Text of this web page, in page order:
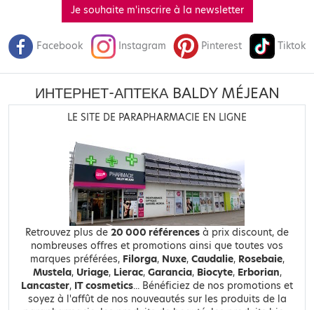
Je souhaite m'inscrire à la newsletter
Facebook Instagram Pinterest Tiktok
ИНТЕРНЕТ-АПТЕКА BALDY MÉJEAN
LE SITE DE PARAPHARMACIE EN LIGNE
Retrouvez plus de 20 000 références à prix discount, de
nombreuses offres et promotions ainsi que toutes vos
marques préférées, Filorga, Nuxe, Caudalie, Rosebaie,
Mustela, Uriage, Lierac, Garancia, Biocyte, Erborian,
Lancaster, IT cosmetics... Bénéficiez de nos promotions et
soyez à l'affût de nos nouveautés sur les produits de la